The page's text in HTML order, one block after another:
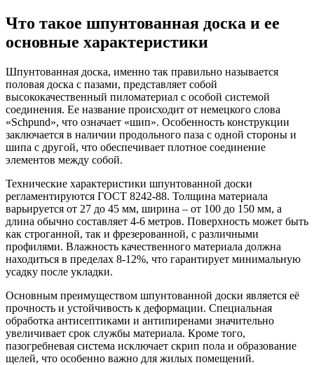
Что такое шпунтованная доска и ее
основные характеристики
Шпунтованная доска, именно так правильно называется
половая доска с пазами, представляет собой
высококачественный пиломатериал с особой системой
соединения. Ее название происходит от немецкого слова
«Schpund», что означает «шип». Особенность конструкции
заключается в наличии продольного паза с одной стороны и
шипа с другой, что обеспечивает плотное соединение
элементов между собой.
Технические характеристики шпунтованной доски
регламентируются ГОСТ 8242-88. Толщина материала
варьируется от 27 до 45 мм, ширина – от 100 до 150 мм, а
длина обычно составляет 4-6 метров. Поверхность может быть
как строганной, так и фрезерованной, с различными
профилями. Влажность качественного материала должна
находиться в пределах 8-12%, что гарантирует минимальную
усадку после укладки.
Основным преимуществом шпунтованной доски является её
прочность и устойчивость к деформации. Специальная
обработка антисептиками и антипиренами значительно
увеличивает срок службы материала. Кроме того,
пазогребневая система исключает скрип пола и образование
щелей, что особенно важно для жилых помещений.